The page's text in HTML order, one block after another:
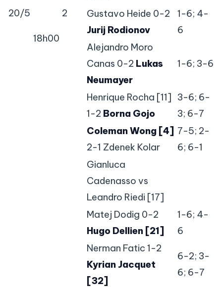
20/5 2
18h00
Gustavo Heide 0-2
Jurij Rodionov
1-6; 4-
6
Alejandro Moro
Canas 0-2 Lukas
Neumayer
1-6; 3-6
Henrique Rocha [11]
1-2 Borna Gojo
3-6; 6-
3; 6-7
Coleman Wong [4]
2-1 Zdenek Kolar
7-5; 2-
6; 6-1
Gianluca
Cadenasso vs
Leandro Riedi [17]
Matej Dodig 0-2
Hugo Dellien [21]
1-6; 4-
6
Nerman Fatic 1-2
Kyrian Jacquet
[32]
6-2; 3-
6; 6-7